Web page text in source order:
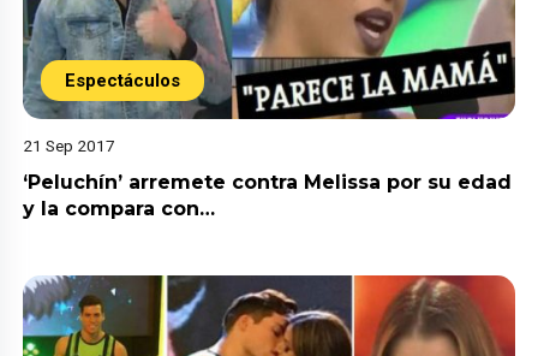
Espectáculos
21 Sep 2017
‘Peluchín’ arremete contra Melissa por su edad
y la compara con…